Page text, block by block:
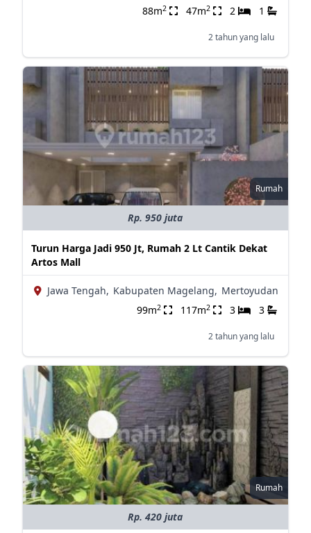
88m2 47m2 2 1
2 tahun yang lalu
Rumah
Rp. 950 juta
Turun Harga Jadi 950 Jt, Rumah 2 Lt Cantik Dekat
Artos Mall
Jawa Tengah, Kabupaten Magelang, Mertoyudan
99m2 117m2 3 3
2 tahun yang lalu
Rumah
Rp. 420 juta